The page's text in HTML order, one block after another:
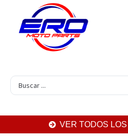
VER TODOS